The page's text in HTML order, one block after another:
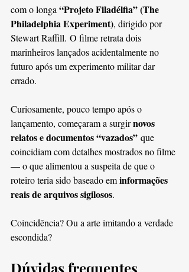
com o longa “Projeto Filadélfia” (The
Philadelphia Experiment), dirigido por
Stewart Raffill. O filme retrata dois
marinheiros lançados acidentalmente no
futuro após um experimento militar dar
errado.
Curiosamente, pouco tempo após o
lançamento, começaram a surgir novos
relatos e documentos “vazados” que
coincidiam com detalhes mostrados no filme
— o que alimentou a suspeita de que o
roteiro teria sido baseado em informações
reais de arquivos sigilosos.
Coincidência? Ou a arte imitando a verdade
escondida?
Dúvidas frequentes